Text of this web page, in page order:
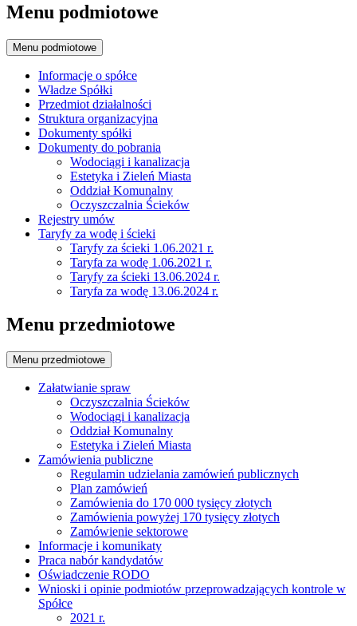
Menu podmiotowe
Menu podmiotowe
Informacje o spółce
Władze Spółki
Przedmiot działalności
Struktura organizacyjna
Dokumenty spółki
Dokumenty do pobrania
Wodociągi i kanalizacja
Estetyka i Zieleń Miasta
Oddział Komunalny
Oczyszczalnia Ścieków
Rejestry umów
Taryfy za wodę i ścieki
Taryfy za ścieki 1.06.2021 r.
Taryfa za wodę 1.06.2021 r.
Taryfy za ścieki 13.06.2024 r.
Taryfa za wodę 13.06.2024 r.
Menu przedmiotowe
Menu przedmiotowe
Załatwianie spraw
Oczyszczalnia Ścieków
Wodociągi i kanalizacja
Oddział Komunalny
Estetyka i Zieleń Miasta
Zamówienia publiczne
Regulamin udzielania zamówień publicznych
Plan zamówień
Zamówienia do 170 000 tysięcy złotych
Zamówienia powyżej 170 tysięcy złotych
Zamówienie sektorowe
Informacje i komunikaty
Praca nabór kandydatów
Oświadczenie RODO
Wnioski i opinie podmiotów przeprowadzających kontrole w
Spółce
2021 r.